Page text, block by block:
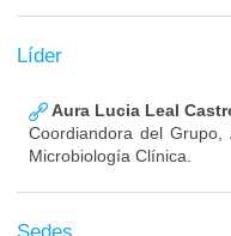
Líder
Aura Lucia Leal
Coordiandora del Grupo,
Microbiología Clínica.